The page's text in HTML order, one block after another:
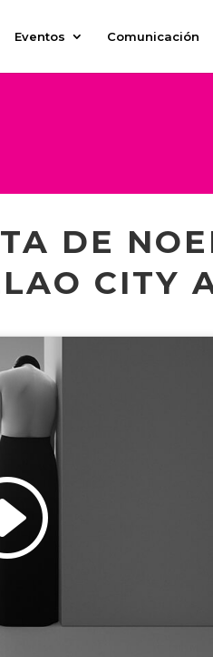
Eventos Comunicación
DE
CITY
cookies de
este contenido